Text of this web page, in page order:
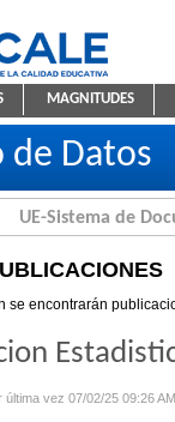
de
MAGNITUDES
de Datos
UE-Sistema de
se encontrarán
última vez 07/02/25 09:26 AM